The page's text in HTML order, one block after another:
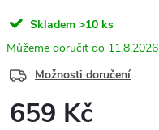
Skladem >10 ks
11.8.2026
Možnosti doručení
659 Kč